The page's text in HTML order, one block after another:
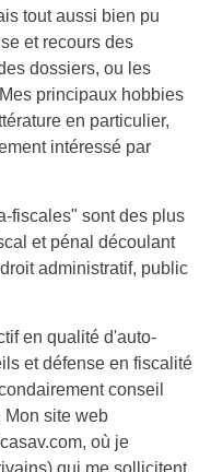
tout aussi bien pu
et recours des
dossiers, ou les
principaux hobbies
en particulier,
intéressé par
fiscales" sont des plus
et pénal découlant
administratif, public
en qualité d'auto-
et défense en fiscalité
conseil
Mon site web
, où je
qui me sollicitent